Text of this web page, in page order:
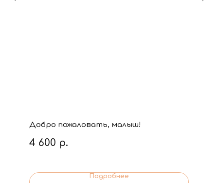
Добро пожаловать, малыш!
4 600 р.
Подробнее